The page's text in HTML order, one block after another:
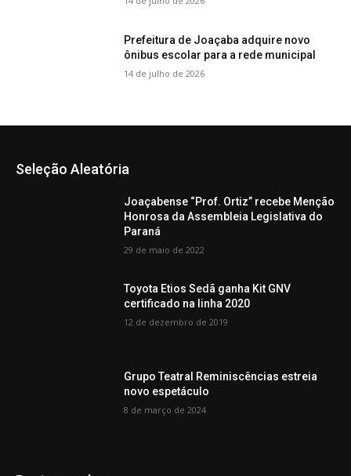
Prefeitura de Joaçaba adquire novo
ônibus escolar para a rede municipal
14 de julho de 2026
Seleção Aleatória
Joaçabense “Prof. Ortiz” recebe Menção
Honrosa da Assembleia Legislativa do
Paraná
29 de maio de 2022
Toyota Etios Sedã ganha Kit GNV
certificado na linha 2020
12 de dezembro de 2019
Grupo Teatral Reminiscências estreia
novo espetáculo
8 de março de 2024